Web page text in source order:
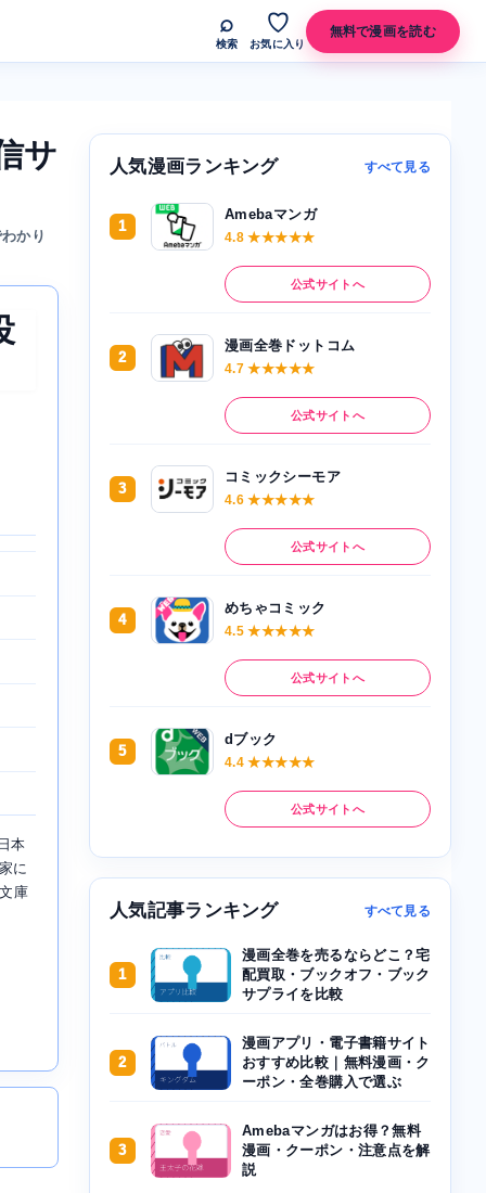
⌕
検索
♡
お気に入り
無料で漫画を読む
サ
かり
本
に
庫
人気漫画ランキング すべて見る
1
Amebaマンガ
4.8 ★★★★★
公式サイトへ
2
漫画全巻ドットコム
4.7 ★★★★★
公式サイトへ
3
コミックシーモア
4.6 ★★★★★
公式サイトへ
4
めちゃコミック
4.5 ★★★★★
公式サイトへ
5
dブック
4.4 ★★★★★
公式サイトへ
人気記事ランキング すべて見る
1
漫画全巻を売るならどこ？宅
配買取・ブックオフ・ブック
サプライを比較
2
漫画アプリ・電子書籍サイト
おすすめ比較｜無料漫画・ク
ーポン・全巻購入で選ぶ
3
Amebaマンガはお得？無料
漫画・クーポン・注意点を解
説